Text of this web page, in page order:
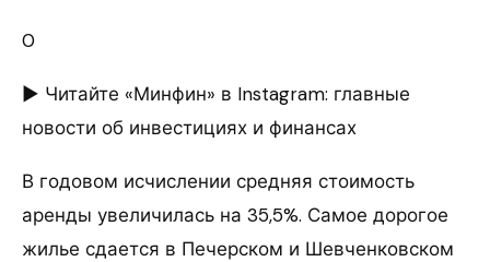
0
► Читайте «Минфин» в Instagram: главные
новости об инвестициях и финансах
В годовом исчислении средняя стоимость
аренды увеличилась на 35,5%. Самое дорогое
жилье сдается в Печерском и Шевченковском